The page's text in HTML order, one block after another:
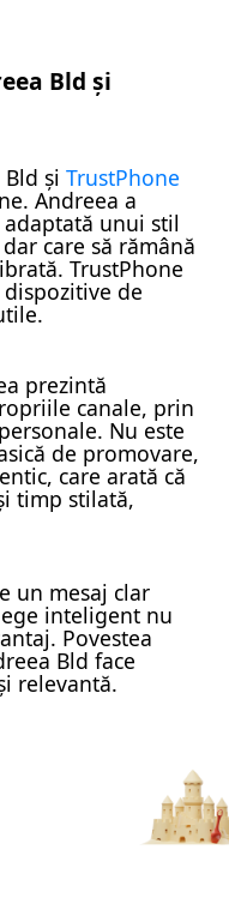
Bld și
și TrustPhone
Andreea a
unui stil
care să rămână
TrustPhone
de
prezintă
canale, prin
Nu este
de promovare,
care arată că
timp stilată,
un mesaj clar
inteligent nu
Povestea
Bld face
relevantă.